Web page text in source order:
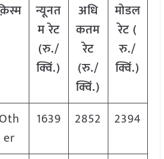
न्यूनत
म रेट
(रु./
क्विं.)
अधि
कतम
रेट
(रु./
क्विं.)
मोडल
रेट (
रु./
क्विं.)
Oth
er
1639 2852 2394